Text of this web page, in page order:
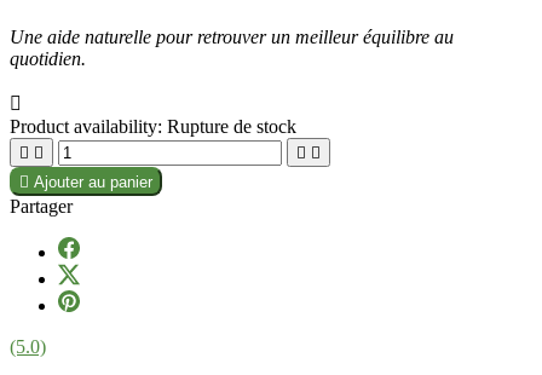
Une aide naturelle pour retrouver un meilleur équilibre au
quotidien.

Product availability: Rupture de stock
   
 Ajouter au panier
Partager
(5.0)